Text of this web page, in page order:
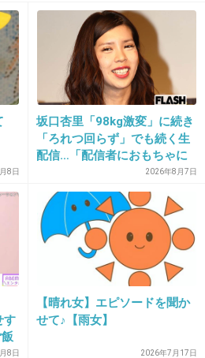
は何言っても無駄だろう
+514 -4
よね。
いと思うわ。
8日
坂口杏里「98kg激変」に続き
「ろれつ回らず」でも続く生
配信…「配信者におもちゃに
されてる」知人は懸念表明
2026年8月7日
す
8日
【晴れ女】エピソードを聞か
せて♪【雨女】
2026年7月17日